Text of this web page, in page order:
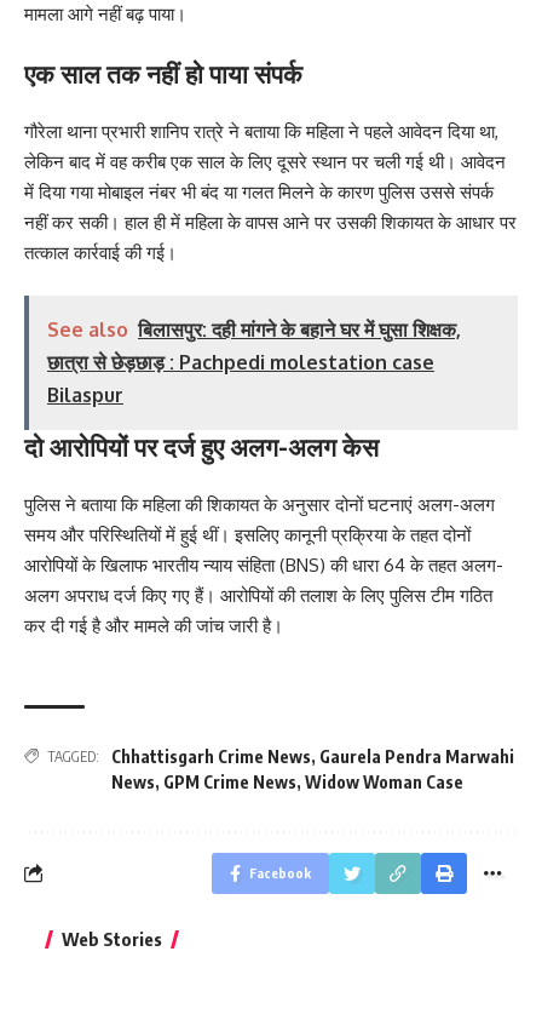
मामला आगे नहीं बढ़ पाया।
एक साल तक नहीं हो पाया संपर्क
गौरेला थाना प्रभारी शानिप रात्रे ने बताया कि महिला ने पहले आवेदन दिया था,
लेकिन बाद में वह करीब एक साल के लिए दूसरे स्थान पर चली गई थी। आवेदन
में दिया गया मोबाइल नंबर भी बंद या गलत मिलने के कारण पुलिस उससे संपर्क
नहीं कर सकी। हाल ही में महिला के वापस आने पर उसकी शिकायत के आधार पर
तत्काल कार्रवाई की गई।
See also बिलासपुर: दही मांगने के बहाने घर में घुसा शिक्षक,
छात्रा से छेड़छाड़ : Pachpedi molestation case
Bilaspur
दो आरोपियों पर दर्ज हुए अलग-अलग केस
पुलिस ने बताया कि महिला की शिकायत के अनुसार दोनों घटनाएं अलग-अलग
समय और परिस्थितियों में हुई थीं। इसलिए कानूनी प्रक्रिया के तहत दोनों
आरोपियों के खिलाफ भारतीय न्याय संहिता (BNS) की धारा 64 के तहत अलग-
अलग अपराध दर्ज किए गए हैं। आरोपियों की तलाश के लिए पुलिस टीम गठित
कर दी गई है और मामले की जांच जारी है।
TAGGED: Chhattisgarh Crime News, Gaurela Pendra Marwahi
News, GPM Crime News, Widow Woman Case
Facebook
Web Stories
नीतीश कुमार का पहला